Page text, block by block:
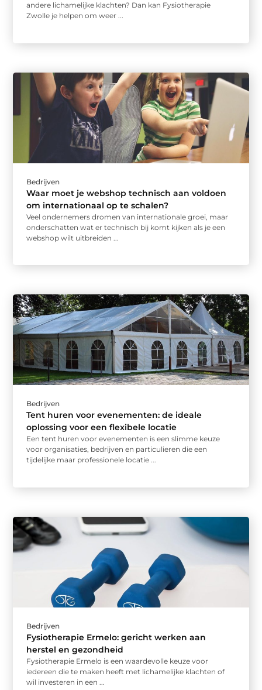
andere lichamelijke klachten? Dan kan Fysiotherapie
Zwolle je helpen om weer ...
Bedrijven
Waar moet je webshop technisch aan voldoen
om internationaal op te schalen?
Veel ondernemers dromen van internationale groei, maar
onderschatten wat er technisch bij komt kijken als je een
webshop wilt uitbreiden ...
Bedrijven
Tent huren voor evenementen: de ideale
oplossing voor een flexibele locatie
Een tent huren voor evenementen is een slimme keuze
voor organisaties, bedrijven en particulieren die een
tijdelijke maar professionele locatie ...
Bedrijven
Fysiotherapie Ermelo: gericht werken aan
herstel en gezondheid
Fysiotherapie Ermelo is een waardevolle keuze voor
iedereen die te maken heeft met lichamelijke klachten of
wil investeren in een ...